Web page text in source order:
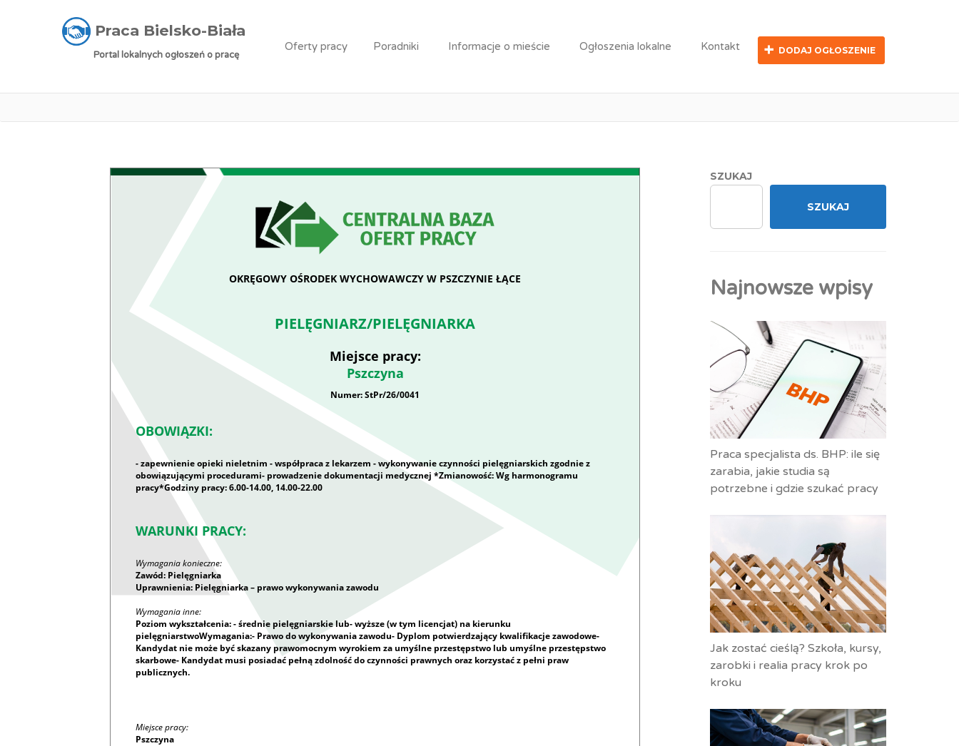
Praca Bielsko-Biała
Portal lokalnych ogłoszeń o pracę
Oferty pracy Poradniki Informacje o mieście Ogłoszenia lokalne Kontakt DODAJ OGŁOSZENIE
Praca Bielsko-Biała » Oferty pracy
OKRĘGOWY OŚRODEK WYCHOWAWCZY W PSZCZYNIE ŁĄCE
PIELĘGNIARZ/PIELĘGNIARKA
Miejsce pracy:
Pszczyna
Numer: StPr/26/0041
OBOWIĄZKI:
- zapewnienie opieki nieletnim - współpraca z lekarzem - wykonywanie czynności pielęgniarskich zgodnie z
obowiązującymi procedurami- prowadzenie dokumentacji medycznej *Zmianowość: Wg harmonogramu
pracy*Godziny pracy: 6.00-14.00, 14.00-22.00
WARUNKI PRACY:
Wymagania konieczne:
Zawód: Pielęgniarka
Uprawnienia: Pielęgniarka – prawo wykonywania zawodu
Wymagania inne:
Poziom wykształcenia: - średnie pielęgniarskie lub- wyższe (w tym licencjat) na kierunku
pielęgniarstwoWymagania:- Prawo do wykonywania zawodu- Dyplom potwierdzający kwalifikacje zawodowe-
Kandydat nie może być skazany prawomocnym wyrokiem za umyślne przestępstwo lub umyślne przestępstwo
skarbowe- Kandydat musi posiadać pełną zdolność do czynności prawnych oraz korzystać z pełni praw
publicznych.
Miejsce pracy:
Pszczyna
SZUKAJ
SZUKAJ
Najnowsze wpisy
Praca specjalista ds. BHP: ile się
zarabia, jakie studia są
potrzebne i gdzie szukać pracy
Jak zostać cieślą? Szkoła, kursy,
zarobki i realia pracy krok po
kroku